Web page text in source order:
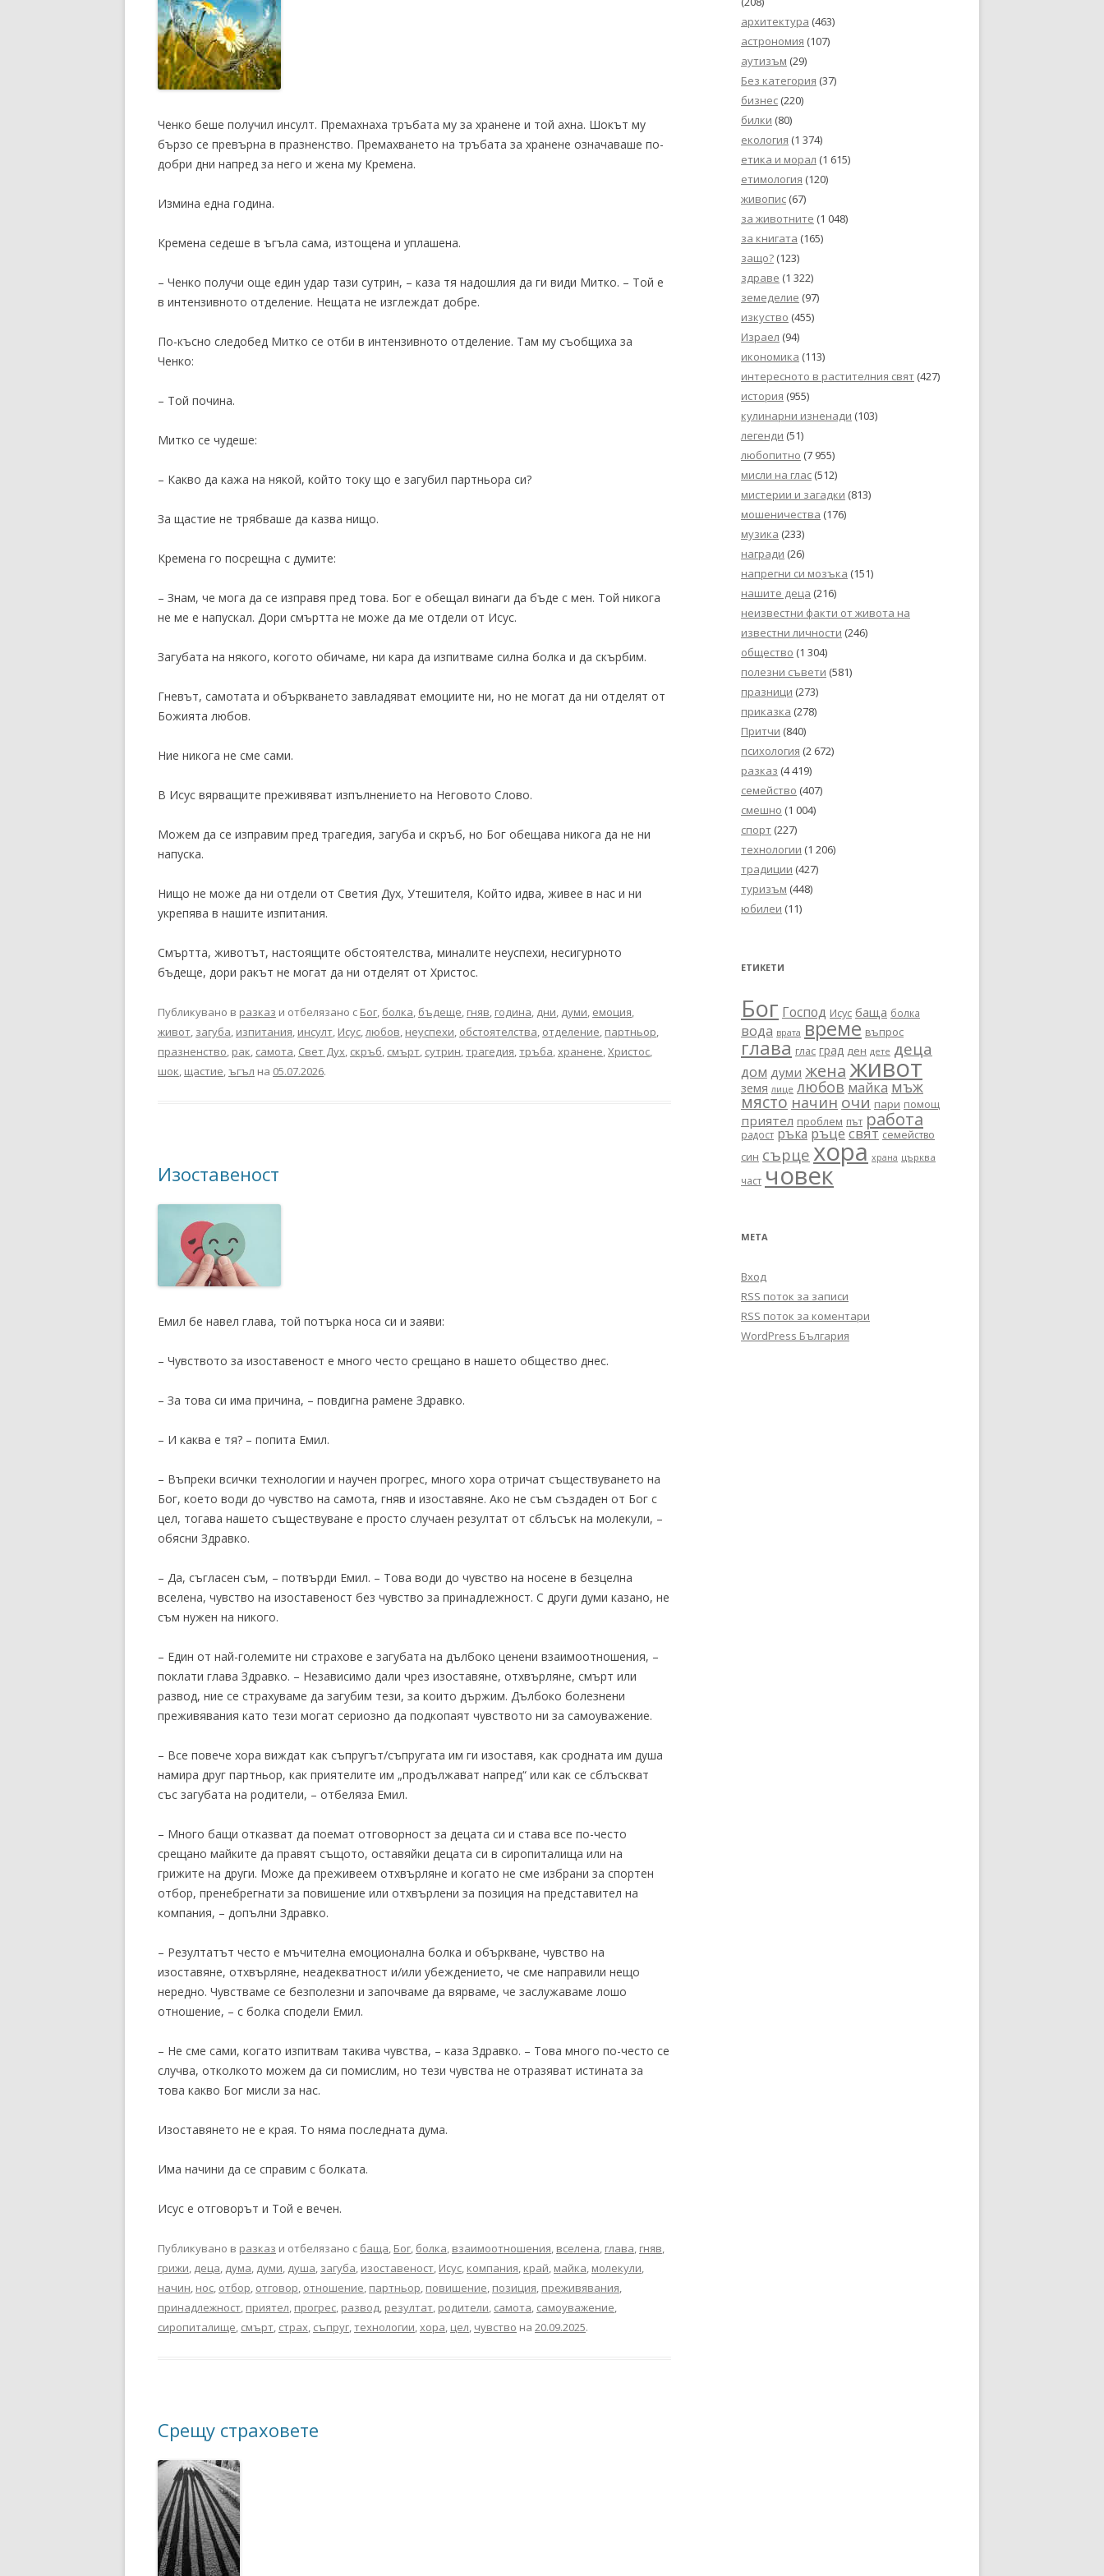
Ченко беше получил инсулт. Премахнаха тръбата му за хранене и той ахна. Шокът му
бързо се превърна в празненство. Премахването на тръбата за хранене означаваше по-
добри дни напред за него и жена му Кремена.
Измина една година.
Кремена седеше в ъгъла сама, изтощена и уплашена.
– Ченко получи още един удар тази сутрин, – каза тя надошлия да ги види Митко. – Той е
в интензивното отделение. Нещата не изглеждат добре.
По-късно следобед Митко се отби в интензивното отделение. Там му съобщиха за
Ченко:
– Той почина.
Митко се чудеше:
– Какво да кажа на някой, който току що е загубил партньора си?
За щастие не трябваше да казва нищо.
Кремена го посрещна с думите:
– Знам, че мога да се изправя пред това. Бог е обещал винаги да бъде с мен. Той никога
не ме е напускал. Дори смъртта не може да ме отдели от Исус.
Загубата на някого, когото обичаме, ни кара да изпитваме силна болка и да скърбим.
Гневът, самотата и объркването завладяват емоциите ни, но не могат да ни отделят от
Божията любов.
Ние никога не сме сами.
В Исус вярващите преживяват изпълнението на Неговото Слово.
Можем да се изправим пред трагедия, загуба и скръб, но Бог обещава никога да не ни
напуска.
Нищо не може да ни отдели от Светия Дух, Утешителя, Който идва, живее в нас и ни
укрепява в нашите изпитания.
Смъртта, животът, настоящите обстоятелства, миналите неуспехи, несигурното
бъдеще, дори ракът не могат да ни отделят от Христос.
Публикувано в разказ и отбелязано с Бог, болка, бъдеще, гняв, година, дни, думи, емоция,
живот, загуба, изпитания, инсулт, Исус,любов, неуспехи, обстоятелства, отделение, партньор,
празненство, рак, самота, Свет Дух, скръб, смърт, сутрин,трагедия,тръба,хранене,Христос,
шок, щастие,ъгъл на 05.07.2026.
Изоставеност
Емил бе навел глава, той потърка носа си и заяви:
– Чувството за изоставеност е много често срещано в нашето общество днес.
– За това си има причина, – повдигна рамене Здравко.
– И каква е тя? – попита Емил.
– Въпреки всички технологии и научен прогрес, много хора отричат ​​съществуването на
Бог, което води до чувство на самота, гняв и изоставяне. Ако не съм създаден от Бог с
цел, тогава нашето съществуване е просто случаен резултат от сблъсък на молекули, –
обясни Здравко.
– Да, съгласен съм, – потвърди Емил. – Това води до чувство на носене в безцелна
вселена, чувство на изоставеност без чувство за принадлежност. С други думи казано, не
съм нужен на никого.
– Един от най-големите ни страхове е загубата на дълбоко ценени взаимоотношения, –
поклати глава Здравко. – Независимо дали чрез изоставяне, отхвърляне, смърт или
развод, ние се страхуваме да загубим тези, за които държим. Дълбоко болезнени
преживявания като тези могат сериозно да подкопаят чувството ни за самоуважение.
– Все повече хора виждат как съпругът/съпругата им ги изоставя, как сродната им душа
намира друг партньор, как приятелите им „продължават напред“ или как се сблъскват
със загубата на родители, – отбеляза Емил.
– Много бащи отказват да поемат отговорност за децата си и става все по-често
срещано майките да правят същото, оставяйки децата си в сиропиталища или на
грижите на други. Може да преживеем отхвърляне и когато не сме избрани за спортен
отбор, пренебрегнати за повишение или отхвърлени за позиция на представител на
компания, – допълни Здравко.
– Резултатът често е мъчителна емоционална болка и объркване, чувство на
изоставяне, отхвърляне, неадекватност и/или убеждението, че сме направили нещо
нередно. Чувстваме се безполезни и започваме да вярваме, че заслужаваме лошо
отношение, – с болка сподели Емил.
– Не сме сами, когато изпитвам такива чувства, – каза Здравко. – Това много по-често се
случва, отколкото можем да си помислим, но тези чувства не отразяват истината за
това какво Бог мисли за нас.
Изоставянето не е края. То няма последната дума.
Има начини да се справим с болката.
Исус е отговорът и Той е вечен.
Публикувано в разказ и отбелязано с баща, Бог, болка, взаимоотношения, вселена, глава, гняв,
грижи, деца, дума, думи, душа, загуба, изоставеност, Исус, компания, край, майка, молекули,
начин, нос, отбор, отговор, отношение, партньор, повишение, позиция, преживявания,
принадлежност, приятел, прогрес, развод, резултат, родители, самота, самоуважение,
сиропиталище, смърт, страх, съпруг,технологии,хора, цел, чувство на 20.09.2025.
Срещу страховете
архитектура (463)
астрономия (107)
аутизъм (29)
Без категория (37)
бизнес (220)
билки (80)
екология (1 374)
етика и морал (1 615)
етимология (120)
живопис (67)
за животните (1 048)
за книгата (165)
защо? (123)
здраве (1 322)
земеделие (97)
изкуство (455)
Израел (94)
икономика (113)
интересното в растителния свят (427)
история (955)
кулинарни изненади (103)
легенди (51)
любопитно (7 955)
мисли на глас (512)
мистерии и загадки (813)
мошеничества (176)
музика (233)
награди (26)
напрегни си мозъка (151)
нашите деца (216)
неизвестни факти от живота на
известни личности (246)
общество (1 304)
полезни съвети (581)
празници (273)
приказка (278)
Притчи (840)
психология (2 672)
разказ (4 419)
семейство (407)
смешно (1 004)
спорт (227)
технологии (1 206)
традиции (427)
туризъм (448)
юбилеи (11)
ЕТИКЕТИ
Бог Господ Исус баща болка
вода врата време въпрос
глава глас град ден дете деца
дом думи жена живот
земя лице любов майка мъж
място начин очи пари помощ
приятел проблем път работа
радост ръка ръце свят семейство
син сърце хора храна църква
част човек
МЕТА
Вход
RSS поток за записи
RSS поток за коментари
WordPress България